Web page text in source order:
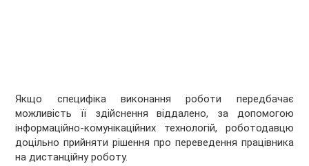
Якщо специфіка виконання роботи передбачає
можливість її здійснення віддалено, за допомогою
інформаційно-комунікаційних технологій, роботодавцю
доцільно прийняти рішення про переведення працівника
на дистанційну роботу.